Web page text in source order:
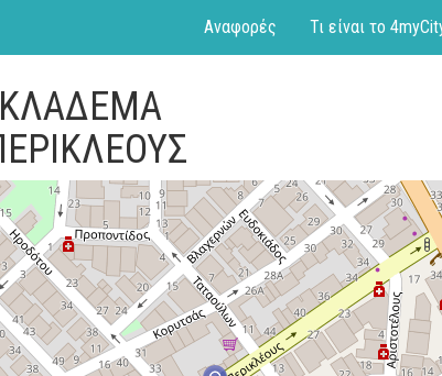
Αναφορές Τι είναι το
ΚΛΑΔΕΜΑ